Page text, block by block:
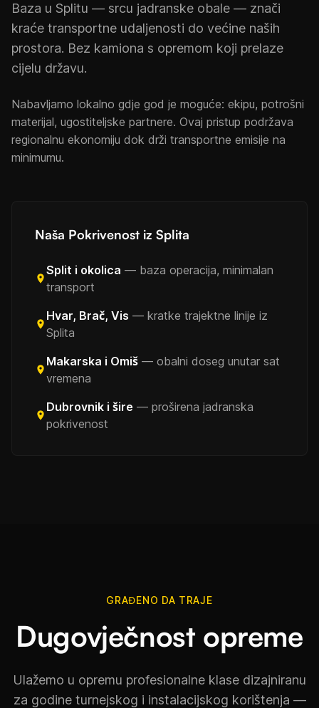
Naša Pokrivenost iz Splita
Split i okolica — baza operacija, minimalan
transport
Hvar, Brač, Vis — kratke trajektne linije iz
Splita
Makarska i Omiš — obalni doseg unutar sat
vremena
Dubrovnik i šire — proširena jadranska
pokrivenost
Baza u Splitu — srcu jadranske obale — znači
kraće transportne udaljenosti do većine naših
prostora. Bez kamiona s opremom koji prelaze
cijelu državu.
Nabavljamo lokalno gdje god je moguće: ekipu, potrošni
materijal, ugostiteljske partnere. Ovaj pristup podržava
regionalnu ekonomiju dok drži transportne emisije na
minimumu.
GRAĐENO DA TRAJE
Dugovječnost opreme
Ulažemo u opremu profesionalne klase dizajniranu
za godine turnejskog i instalacijskog korištenja —